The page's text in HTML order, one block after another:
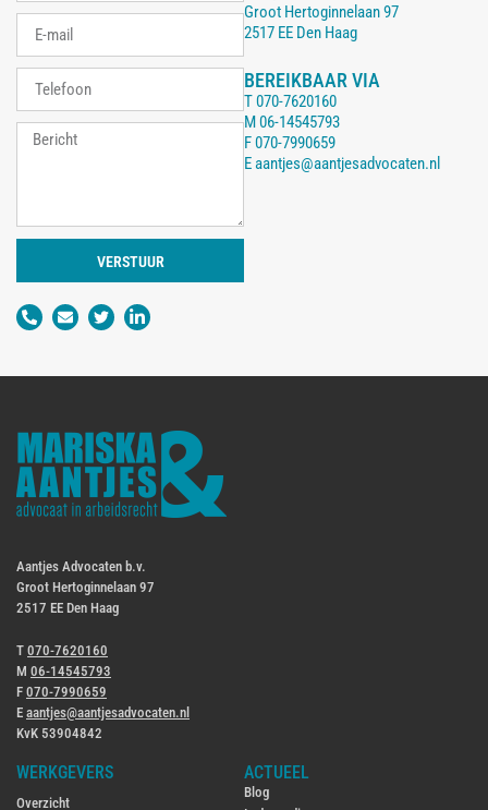
VERSTUUR
Groot Hertoginnelaan 97
2517 EE Den Haag
BEREIKBAAR VIA
T070-7620160
M06-14545793
F070-7990659
Eaantjes@aantjesadvocaten.nl
Aantjes Advocaten b.v.
Groot Hertoginnelaan 97
2517 EE Den Haag
T 070-7620160
M 06-14545793
F 070-7990659
E aantjes@aantjesadvocaten.nl
KvK 53904842
WERKGEVERS
Overzicht
ACTUEEL
Blog